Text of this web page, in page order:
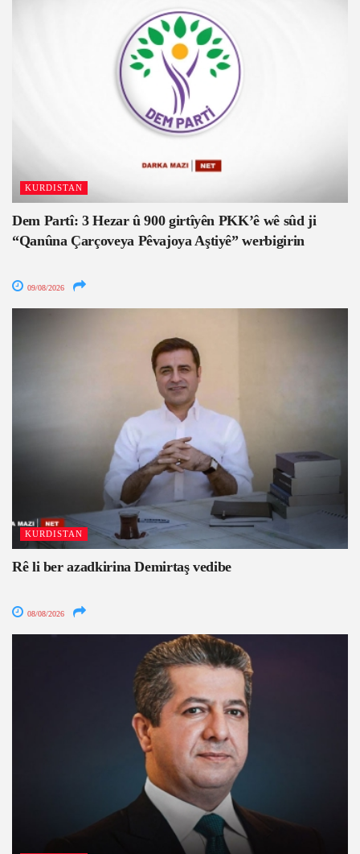
KURDISTAN
Dem Partî: 3 Hezar û 900 girtîyên PKK’ê wê sûd ji
“Qanûna Çarçoveya Pêvajoya Aştiyê” werbigirin
09/08/2026
KURDISTAN
Rê li ber azadkirina Demirtaş vedibe
08/08/2026